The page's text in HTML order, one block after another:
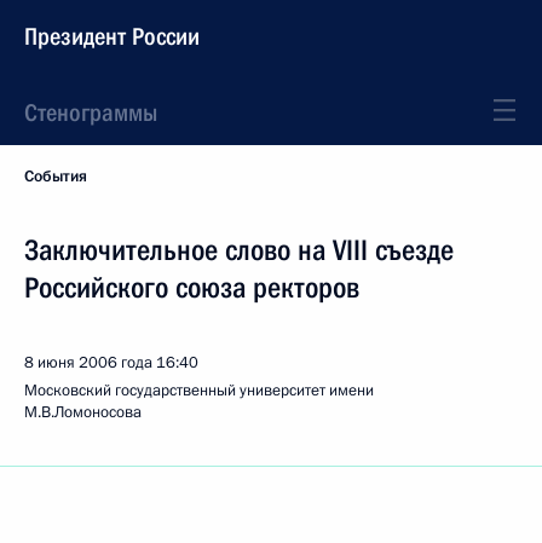
Президент России
Стенограммы
События
Заключительное слово на VIII съезде
Российского союза ректоров
8 июня 2006 года 16:40
Московский государственный университет имени
М.В.Ломоносова